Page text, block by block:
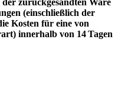
(einschließlich der
Kosten für eine von
innerhalb von 14 Tagen